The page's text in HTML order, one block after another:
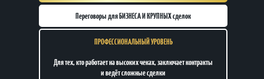
Переговоры для БИЗНЕСА И КРУПНЫХ сделок
ПРОФЕССИОНАЛЬНЫЙ УРОВЕНЬ
Для тех, кто работает на высоких чеках, заключает контракты
и ведёт сложные сделки